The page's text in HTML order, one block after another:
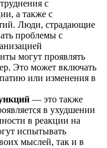
с
а также с
Люди, страдающие
проблемы с
могут проявлять
Это может включать
или изменения в
— это также
в ухудшении
в реакции на
испытывать
мыслей, так и в